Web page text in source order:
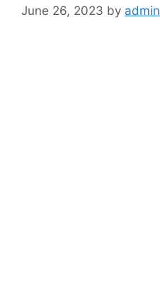
June 26, 2023 by admin